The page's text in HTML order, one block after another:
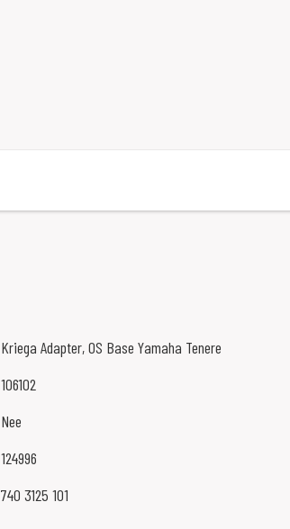
Kriega Adapter, OS Base Yamaha Tenere
106102
Nee
124996
740 3125 101